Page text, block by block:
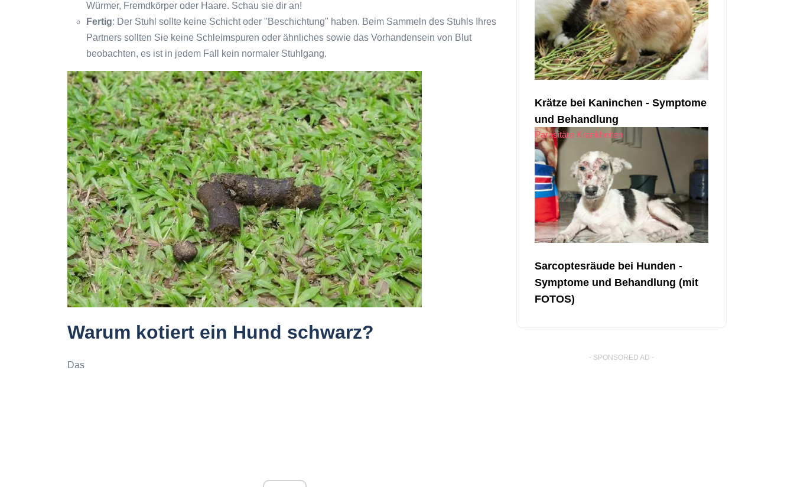
Würmer, Fremdkörper oder Haare. Schau sie dir an!
Fertig: Der Stuhl sollte keine Schicht oder "Beschichtung" haben. Beim Sammeln des Stuhls Ihres
Partners sollten Sie keine Schleimspuren oder ähnliches sowie das Vorhandensein von Blut
beobachten, es ist in jedem Fall kein normaler Stuhlgang.
Warum kotiert ein Hund schwarz?
Das
Krätze bei Kaninchen - Symptome
und Behandlung
Parasitäre Krankheiten
Sarcoptesräude bei Hunden -
Symptome und Behandlung (mit
FOTOS)
- SPONSORED AD -